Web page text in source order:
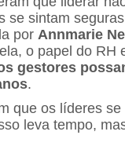
se sintam
por Annmarie
o papel do RH
gestores
.
que os líderes
leva tempo,